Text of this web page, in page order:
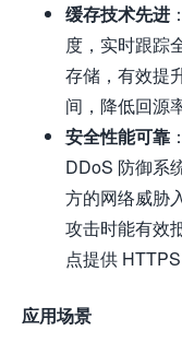
缓存技术先进
度，实时跟踪
存储，有效提
间，降低回源
安全性能可靠
DDoS 防御系
方的网络威胁
攻击时能有效
点提供
应用场景